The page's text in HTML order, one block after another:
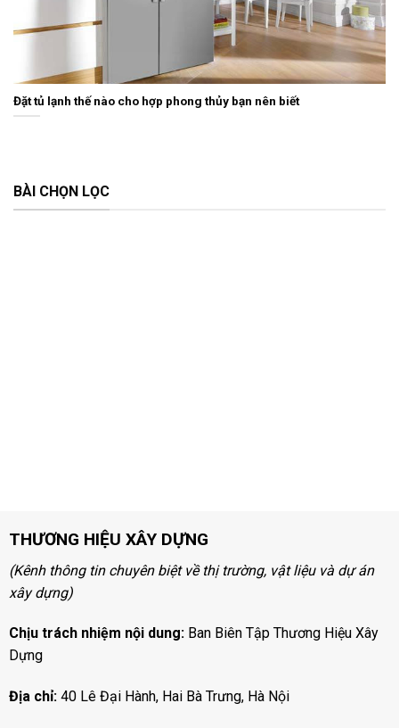
Đặt tủ lạnh thế nào cho hợp phong thủy bạn nên biết
BÀI CHỌN LỌC
THƯƠNG HIỆU XÂY DỰNG
(Kênh thông tin chuyên biệt về thị trường, vật liệu và dự án
xây dựng)
Chịu trách nhiệm nội dung:Ban Biên Tập Thương Hiệu Xây
Dựng
Địa chỉ:40 Lê Đại Hành, Hai Bà Trưng, Hà Nội